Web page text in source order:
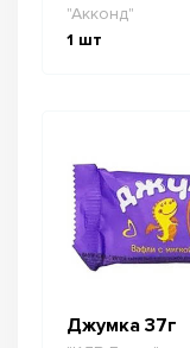
"Акконд"
1 шт
Джумка 37г